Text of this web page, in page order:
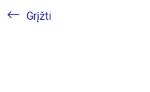
Grįžti